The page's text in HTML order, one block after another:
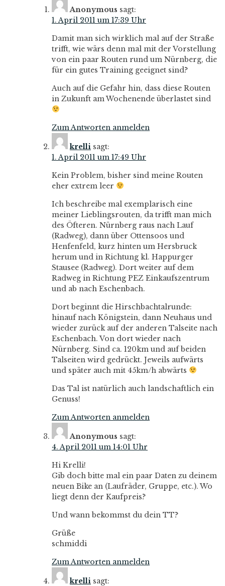
Anonymous sagt:
1. April 2011 um 17:39 Uhr
Damit man sich wirklich mal auf der Straße
trifft, wie wärs denn mal mit der Vorstellung
von ein paar Routen rund um Nürnberg, die
für ein gutes Training geeignet sind?
Auch auf die Gefahr hin, dass diese Routen
in Zukunft am Wochenende überlastet sind
Zum Antworten anmelden
krelli sagt:
1. April 2011 um 17:49 Uhr
Kein Problem, bisher sind meine Routen
eher extrem leer
Ich beschreibe mal exemplarisch eine
meiner Lieblingsrouten, da trifft man mich
des Öfteren. Nürnberg raus nach Lauf
(Radweg), dann über Ottensoos und
Henfenfeld, kurz hinten um Hersbruck
herum und in Richtung kl. Happurger
Stausee (Radweg). Dort weiter auf dem
Radweg in Richtung PEZ Einkaufszentrum
und ab nach Eschenbach.
Dort beginnt die Hirschbachtalrunde:
hinauf nach Königstein, dann Neuhaus und
wieder zurück auf der anderen Talseite nach
Eschenbach. Von dort wieder nach
Nürnberg. Sind ca. 120km und auf beiden
Talseiten wird gedrückt. Jeweils aufwärts
und später auch mit 45km/h abwärts
Das Tal ist natürlich auch landschaftlich ein
Genuss!
Zum Antworten anmelden
Anonymous sagt:
4. April 2011 um 14:01 Uhr
Hi Krelli!
Gib doch bitte mal ein paar Daten zu deinem
neuen Bike an (Laufräder, Gruppe, etc.). Wo
liegt denn der Kaufpreis?
Und wann bekommst du dein TT?
Grüße
schmiddi
Zum Antworten anmelden
krelli sagt: